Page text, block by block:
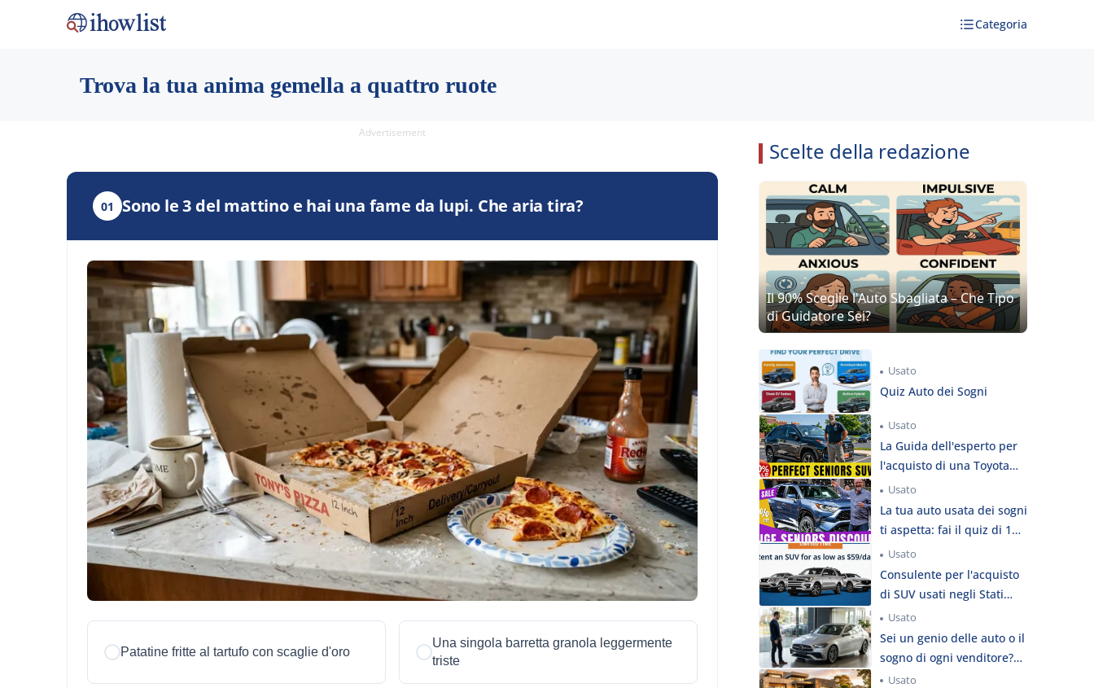
Categoria
Trova la tua anima gemella a quattro ruote
Advertisement
01 Sono le 3 del mattino e hai una fame da lupi. Che aria tira?
Patatine fritte al tartufo con scaglie d'oro
Una singola barretta granola leggermente
triste
Scelte della redazione
Il 90% Sceglie l'Auto Sbagliata – Che Tipo
di Guidatore Sei?
Usato
Quiz Auto dei Sogni
Usato
La Guida dell'esperto per
l'acquisto di una Toyota
usata negli Stati Uniti
Usato
La tua auto usata dei sogni
ti aspetta: fai il quiz di 1
minuto
Usato
Consulente per l'acquisto
di SUV usati negli Stati
Uniti
Usato
Sei un genio delle auto o il
sogno di ogni venditore?
Mettiti alla prova con il
Usato